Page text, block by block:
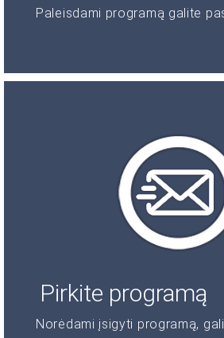
Paleisdami programą galite
Pirkite programą
Norėdami įsigyti programą,